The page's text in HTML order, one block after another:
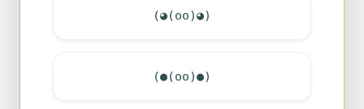
(◕(oo)◕)
(●(oo)●)